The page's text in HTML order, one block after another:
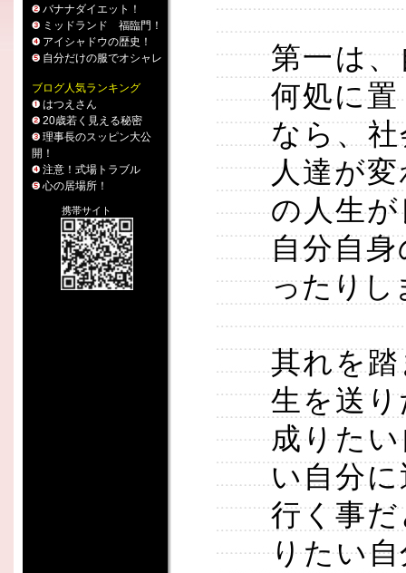
バナナダイエット！
ミッドランド 福臨門！
アイシャドウの歴史！
自分だけの服でオシャレ
ブログ人気ランキング
はつえさん
20歳若く見える秘密
理事長のスッピン大公
開！
注意！式場トラブル
心の居場所！
携帯サイト
第一は
何処に
なら、
人達が
の人生
自分自
ったりし
其れを
生を送
成りた
い自分
行く事
りたい